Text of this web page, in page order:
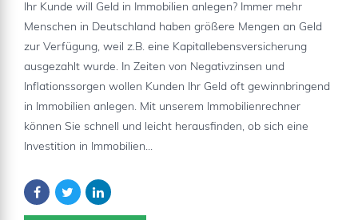
Ihr Kunde will Geld in Immobilien anlegen? Immer mehr
Menschen in Deutschland haben größere Mengen an Geld
zur Verfügung, weil z.B. eine Kapitallebensversicherung
ausgezahlt wurde. In Zeiten von Negativzinsen und
Inflationssorgen wollen Kunden Ihr Geld oft gewinnbringend
in Immobilien anlegen. Mit unserem Immobilienrechner
können Sie schnell und leicht herausfinden, ob sich eine
Investition in Immobilien...